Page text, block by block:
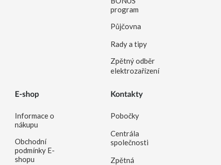
program
Půjčovna
Rady a tipy
Zpětný odběr
elektrozařízení
E-shop
Informace o
nákupu
Obchodní
podmínky E-
shopu
Kontakty
Pobočky
Centrála
společnosti
Zpětná